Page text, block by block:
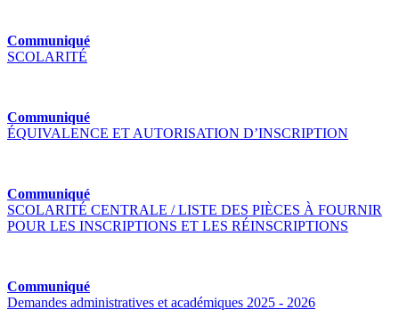
Communiqué
SCOLARITÉ
Communiqué
ÉQUIVALENCE ET AUTORISATION D’INSCRIPTION
Communiqué
SCOLARITÉ CENTRALE / LISTE DES PIÈCES À FOURNIR
POUR LES INSCRIPTIONS ET LES RÉINSCRIPTIONS
Communiqué
Demandes administratives et académiques 2025 - 2026